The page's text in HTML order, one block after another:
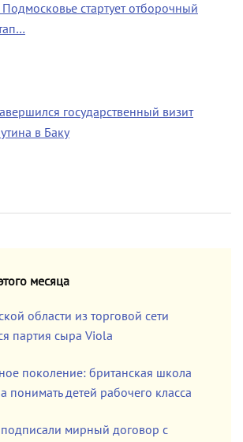
Подмосковье стартует отборочный
государственный визит
в Баку
месяца
области из торговой сети
партия сыра Viola
поколение: британская школа
понимать детей рабочего класса
мирный договор с